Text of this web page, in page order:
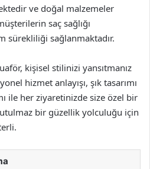
ve doğal malzemeler
saç sağlığı
sürekliliği sağlanmaktadır.
kişisel stilinizi yansıtmanız
hizmet anlayışı, şık tasarımı
ile her ziyaretinizde size özel bir
bir güzellik yolculuğu için